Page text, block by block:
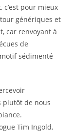
c’est pour mieux
génériques et
car renvoyant à
de
sédimenté
plutôt de nous
Tim Ingold,